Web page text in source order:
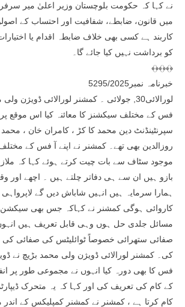
نے کہا کہ حکومت بلوچستان وزیر اعلیٰ میر
میں قانون، ضابطے، شفافیت اور احتساب کے
کاربند ہے کسی بھی خلاف ضابطہ اقدام یا
کو برداشت نہیں کیا جائے گا۔
﴾﴿﴾﴿﴾﴿
خبرنامہ نمبر5295/2025
لورالائی30, جولائی ۔ کمشنر لورالائی ڈویژن
فس کے مختلف سیکشنز کا معائنہ کیا اس موقع پر
سپرنٹینڈنٹ دین محمد کا کڑ ، کامران خان ،
روزالدین بھی تھے۔ کمشنر نے اپنے آ فس کے
موجود سٹاف سے بات چیت کرتے ہوئے کہا کہ
بازو ہیں ان سے ہی دفاتر چلتے ہیں ۔ اچھے اور
ہمارا سرمایہ ہیں انہیں شاباش دیں گے
کاروائی ہوگی کمشنر نے کہاکہ جس بھی سیکشن
مسائل جلدی حل ہوں وہی قابل تعریف ہیں
صفائی ستھرائی خصوصاً ٹوائلیٹس کی صفائی
کی۔ کمشنر لورالائی ڈویژن ولی محمد بڑیچ نے
فس کا بھی دورہ کیا انہوں نے مجموعی طور پر
کے کام کی تعریف کی اور کہا کہ یہ متحرک
کام کرتا ہے ، کمشنر نے کمشنر کمپلیکس کے اندر